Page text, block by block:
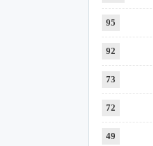
95
92
73
72
49